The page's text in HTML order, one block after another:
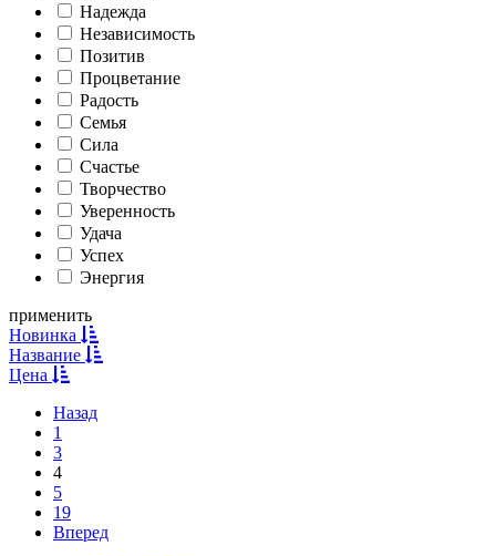
Надежда
Независимость
Позитив
Процветание
Радость
Семья
Сила
Счастье
Творчество
Уверенность
Удача
Успех
Энергия
применить
Новинка
Название
Цена
Назад
1
3
4
5
19
Вперед